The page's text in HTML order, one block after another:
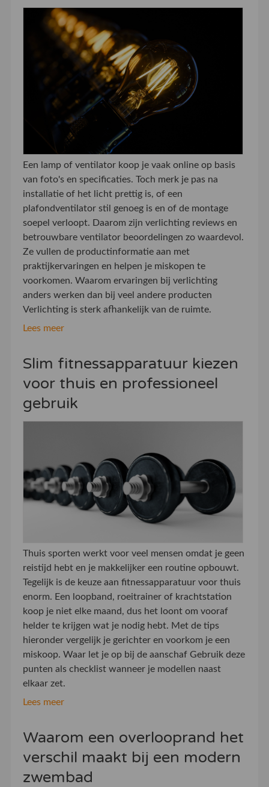
Een lamp of ventilator koop je vaak online op basis
van foto's en specificaties. Toch merk je pas na
installatie of het licht prettig is, of een
plafondventilator stil genoeg is en of de montage
soepel verloopt. Daarom zijn verlichting reviews en
betrouwbare ventilator beoordelingen zo waardevol.
Ze vullen de productinformatie aan met
praktijkervaringen en helpen je miskopen te
voorkomen. Waarom ervaringen bij verlichting
anders werken dan bij veel andere producten
Verlichting is sterk afhankelijk van de ruimte.
Lees meer
Slim fitnessapparatuur kiezen
voor thuis en professioneel
gebruik
Thuis sporten werkt voor veel mensen omdat je geen
reistijd hebt en je makkelijker een routine opbouwt.
Tegelijk is de keuze aan fitnessapparatuur voor thuis
enorm. Een loopband, roeitrainer of krachtstation
koop je niet elke maand, dus het loont om vooraf
helder te krijgen wat je nodig hebt. Met de tips
hieronder vergelijk je gerichter en voorkom je een
miskoop. Waar let je op bij de aanschaf Gebruik deze
punten als checklist wanneer je modellen naast
elkaar zet.
Lees meer
Waarom een overlooprand het
verschil maakt bij een modern
zwembad